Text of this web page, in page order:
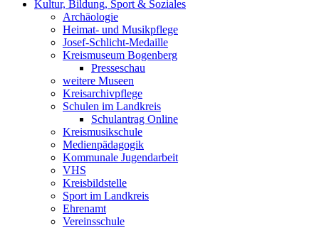
Kultur, Bildung, Sport & Soziales
Archäologie
Heimat- und Musikpflege
Josef-Schlicht-Medaille
Kreismuseum Bogenberg
Presseschau
weitere Museen
Kreisarchivpflege
Schulen im Landkreis
Schulantrag Online
Kreismusikschule
Medienpädagogik
Kommunale Jugendarbeit
VHS
Kreisbildstelle
Sport im Landkreis
Ehrenamt
Vereinsschule